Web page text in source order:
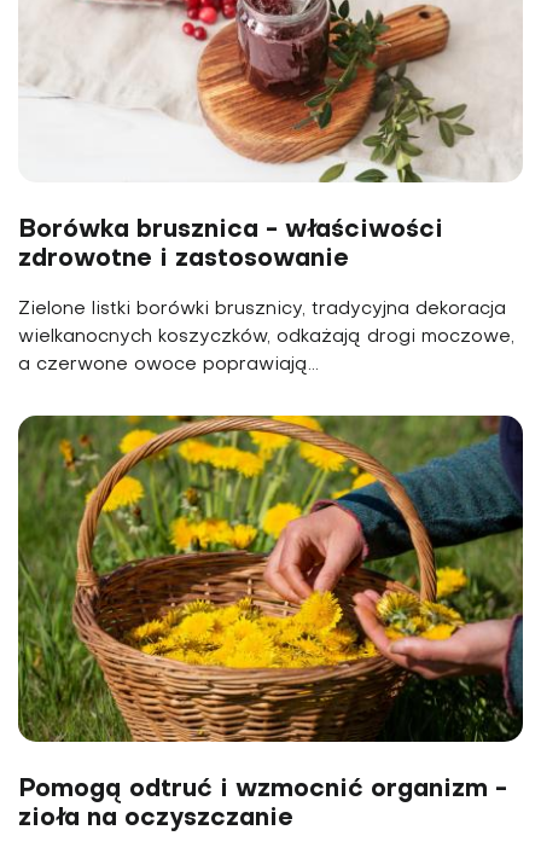
Borówka brusznica - właściwości
zdrowotne i zastosowanie
Zielone listki borówki brusznicy, tradycyjna dekoracja
wielkanocnych koszyczków, odkażają drogi moczowe,
a czerwone owoce poprawiają...
Pomogą odtruć i wzmocnić organizm -
zioła na oczyszczanie